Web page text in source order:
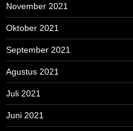
November 2021
Oktober 2021
September 2021
Agustus 2021
Juli 2021
Juni 2021